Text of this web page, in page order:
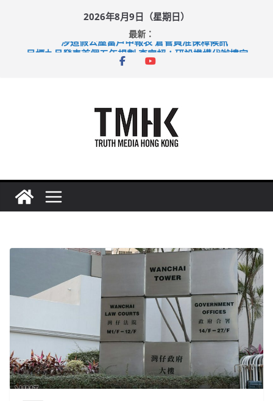
2026年8月9日（星期日）
最新：
涉造假公屋富戶申報表 倉管員准保釋候訊